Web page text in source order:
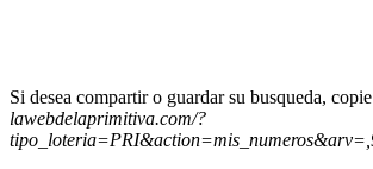
Si desea compartir o guardar su busqueda,
lawebdelaprimitiva.com/?